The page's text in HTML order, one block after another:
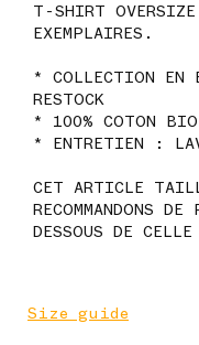
T-SHIRT
EXEMPLAIRES.
* COLLECTION EN
RESTOCK
* 100% COTON
* ENTRETIEN :
CET ARTICLE
RECOMMANDONS
DESSOUS DE
Size guide